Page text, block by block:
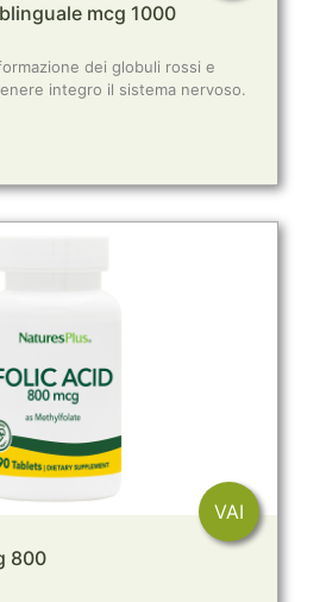
mcg 1000
dei globuli rossi e
integro il sistema nervoso.
VAI
800